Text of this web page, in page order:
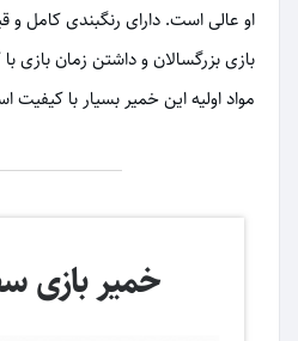
او عالی است. دارای رنگبندی کامل
بازی بزرگسالان و داشتن زمان
مواد اولیه این خمیر بسیار با کیفیت
خمیر بازی